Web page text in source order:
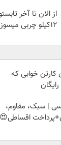
از الان تا آخر
12کیلو چربی میسوزونی🧨
کارتن خوابی که
| سبک، مقاوم،
اقساطی😍